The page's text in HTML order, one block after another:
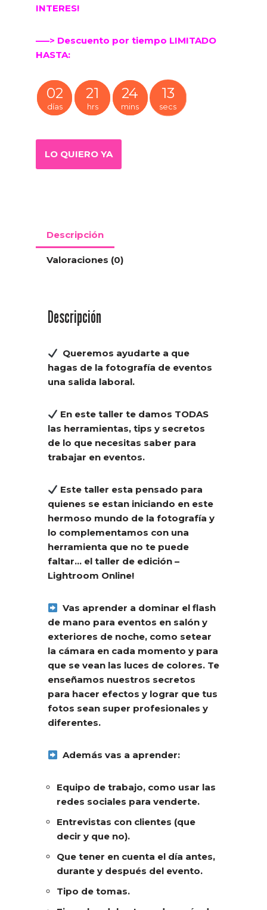
INTERES!
—–> Descuento por tiempo LIMITADO
HASTA:
02
días
21
hrs
24
mins
13
secs
LO QUIERO YA
Descripción
Valoraciones (0)
Descripción
Queremos ayudarte a que
hagas de la fotografía de eventos
una salida laboral.
En este taller te damos TODAS
las herramientas, tips y secretos
de lo que necesitas saber para
trabajar en eventos.
Este taller esta pensado para
quienes se estan iniciando en este
hermoso mundo de la fotografía y
lo complementamos con una
herramienta que no te puede
faltar… el taller de edición –
Lightroom Online!
Vas aprender a dominar el flash
de mano para eventos en salón y
exteriores de noche, como setear
la cámara en cada momento y para
que se vean las luces de colores. Te
enseñamos nuestros secretos
para hacer efectos y lograr que tus
fotos sean super profesionales y
diferentes.
Además vas a aprender:
Equipo de trabajo, como usar las
redes sociales para venderte.
Entrevistas con clientes (que
decir y que no).
Que tener en cuenta el día antes,
durante y después del evento.
Tipo de tomas.